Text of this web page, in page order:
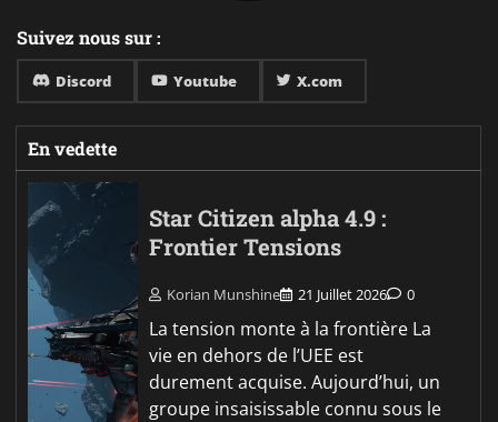
Suivez nous sur :
Discord Youtube X.com
En vedette
Star Citizen alpha 4.9 :
Frontier Tensions
Korian Munshine 21 Juillet 2026 0
La tension monte à la frontière La
vie en dehors de l’UEE est
durement acquise. Aujourd’hui, un
groupe insaisissable connu sous le